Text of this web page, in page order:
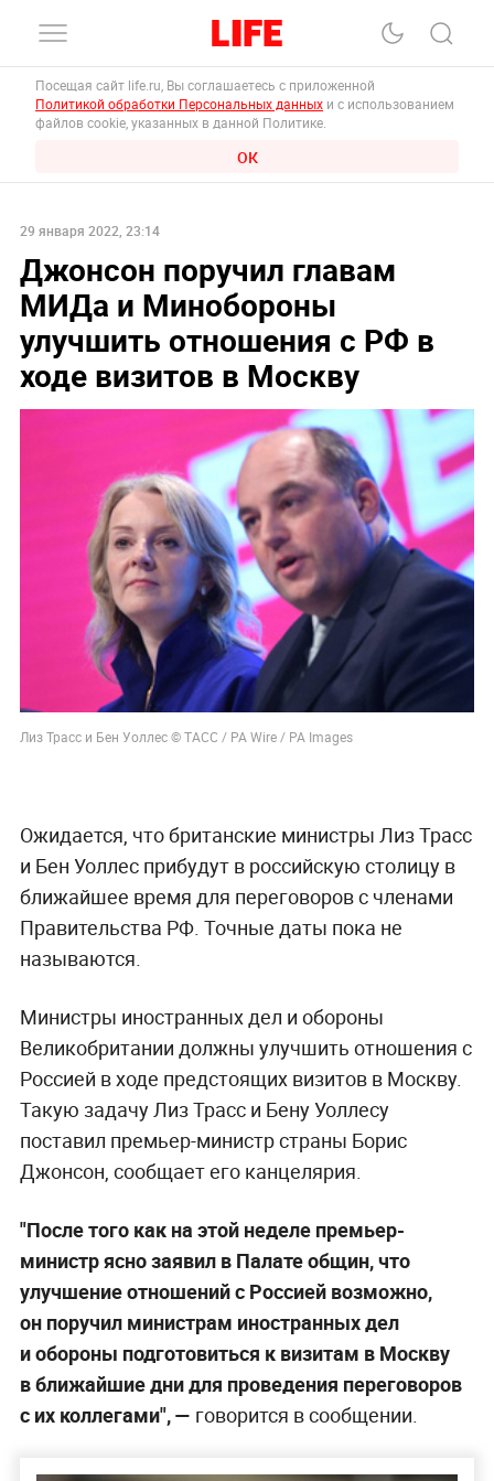
Посещая сайт life.ru, Вы соглашаетесь с приложенной
Политикой обработки Персональных данных и с использованием
файлов cookie, указанных в данной Политике.
ОК
29 января 2022, 23:14
Джонсон поручил главам
МИДа и Минобороны
улучшить отношения с РФ в
ходе визитов в Москву
Лиз Трасс и Бен Уоллес©ТАСС / PA Wire / PA Images
Ожидается, что британские министры Лиз Трасс
и Бен Уоллес прибудут в российскую столицу в
ближайшее время для переговоров с членами
Правительства РФ. Точные даты пока не
называются.
Министры иностранных дел и обороны
Великобритании должны улучшить отношения с
Россией в ходе предстоящих визитов в Москву.
Такую задачу Лиз Трасс и Бену Уоллесу
поставил премьер-министр страны Борис
Джонсон, сообщает его канцелярия.
"После того как на этой неделе премьер-
министр ясно заявил в Палате общин, что
улучшение отношений с Россией возможно,
он поручил министрам иностранных дел
и обороны подготовиться к визитам в Москву
в ближайшие дни для проведения переговоров
с их коллегами", — говорится в сообщении.